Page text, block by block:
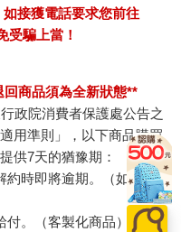
接獲電話要求您前往
受騙上當！
商品須為全新狀態**
政院消費者保護處公告之
用準則」，以下商品購買
供7天的猶豫期：
約時即將逾期。（如：生
。（客製化商品）